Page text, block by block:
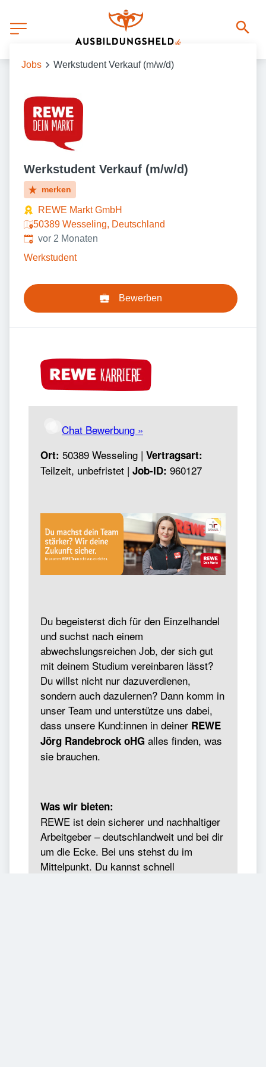
Jobs Werkstudent Verkauf (m/w/d)
Werkstudent Verkauf (m/w/d)
merken
REWE Markt GmbH
50389 Wesseling, Deutschland
Veröffentlicht:
vor 2 Monaten
Werkstudent
Bewerben